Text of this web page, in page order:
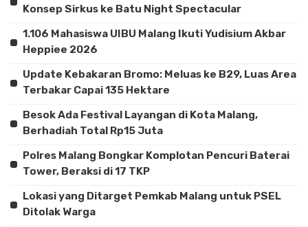
Konsep Sirkus ke Batu Night Spectacular
1.106 Mahasiswa UIBU Malang Ikuti Yudisium Akbar
Heppiee 2026
Update Kebakaran Bromo: Meluas ke B29, Luas Area
Terbakar Capai 135 Hektare
Besok Ada Festival Layangan di Kota Malang,
Berhadiah Total Rp15 Juta
Polres Malang Bongkar Komplotan Pencuri Baterai
Tower, Beraksi di 17 TKP
Lokasi yang Ditarget Pemkab Malang untuk PSEL
Ditolak Warga